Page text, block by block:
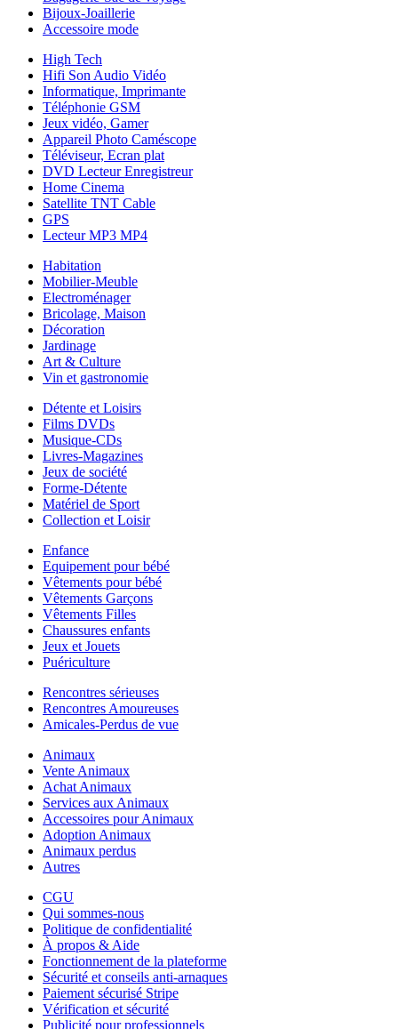
Bijoux-Joaillerie
Accessoire mode
High Tech
Hifi Son Audio Vidéo
Informatique, Imprimante
Téléphonie GSM
Jeux vidéo, Gamer
Appareil Photo Caméscope
Téléviseur, Ecran plat
DVD Lecteur Enregistreur
Home Cinema
Satellite TNT Cable
GPS
Lecteur MP3 MP4
Habitation
Mobilier-Meuble
Electroménager
Bricolage, Maison
Décoration
Jardinage
Art & Culture
Vin et gastronomie
Détente et Loisirs
Films DVDs
Musique-CDs
Livres-Magazines
Jeux de société
Forme-Détente
Matériel de Sport
Collection et Loisir
Enfance
Equipement pour bébé
Vêtements pour bébé
Vêtements Garçons
Vêtements Filles
Chaussures enfants
Jeux et Jouets
Puériculture
Rencontres sérieuses
Rencontres Amoureuses
Amicales-Perdus de vue
Animaux
Vente Animaux
Achat Animaux
Services aux Animaux
Accessoires pour Animaux
Adoption Animaux
Animaux perdus
Autres
CGU
Qui sommes-nous
Politique de confidentialité
À propos & Aide
Fonctionnement de la plateforme
Sécurité et conseils anti-arnaques
Paiement sécurisé Stripe
Vérification et sécurité
Publicité pour professionnels